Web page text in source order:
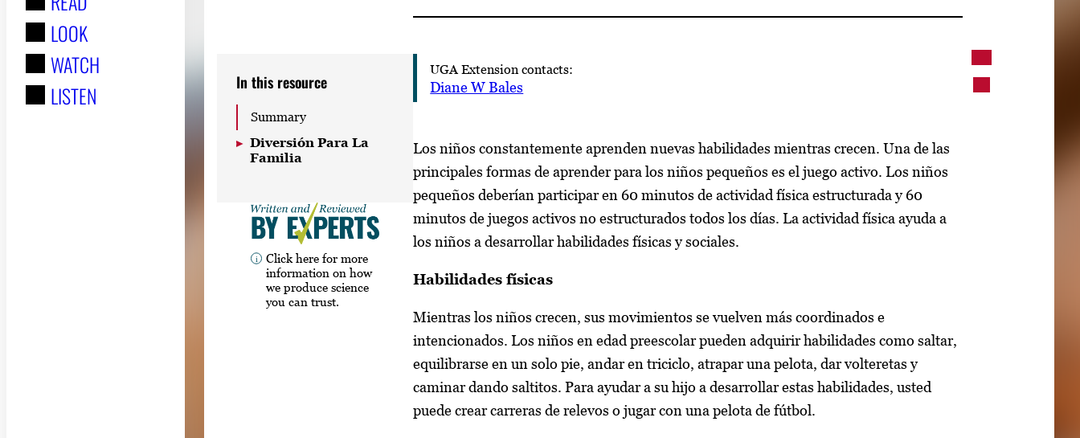
:
LOOK
WATCH
LISTEN
In this resource
Summary
Diversión Para La
Familia
Click here for more
information on how
we produce science
you can trust.
UGA Extension contacts:
Diane W Bales
Los niños constantemente aprenden nuevas habilidades mientras crecen. Una de las
principales formas de aprender para los niños pequeños es el juego activo. Los niños
pequeños deberían participar en 60 minutos de actividad física estructurada y 60
minutos de juegos activos no estructurados todos los días. La actividad física ayuda a
los niños a desarrollar habilidades físicas y sociales.
Habilidades físicas
Mientras los niños crecen, sus movimientos se vuelven más coordinados e
intencionados. Los niños en edad preescolar pueden adquirir habilidades como saltar,
equilibrarse en un solo pie, andar en triciclo, atrapar una pelota, dar volteretas y
caminar dando saltitos. Para ayudar a su hijo a desarrollar estas habilidades, usted
puede crear carreras de relevos o jugar con una pelota de fútbol.